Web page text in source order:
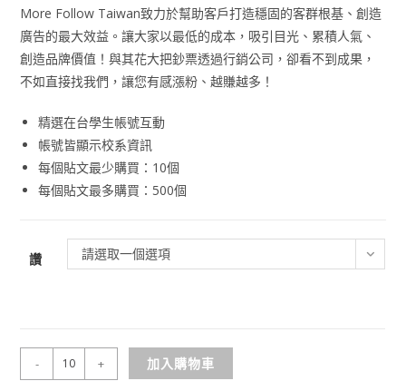
More Follow Taiwan致力於幫助客戶打造穩固的客群根基、創造
廣告的最大效益。讓大家以最低的成本，吸引目光、累積人氣、
創造品牌價值！與其花大把鈔票透過行銷公司，卻看不到成果，
不如直接找我們，讓您有感漲粉、越賺越多！
精選在台學生帳號互動
帳號皆顯示校系資訊
每個貼文最少購買：10個
每個貼文最多購買：500個
讚 請選取一個選項
- + 加入購物車